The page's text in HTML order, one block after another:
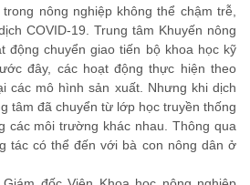
nông nghiệp không thể chậm trễ,
COVID-19. Trung tâm Khuyến nông
động chuyển giao tiến bộ khoa học kỹ
đây, các hoạt động thực hiện theo
các mô hình sản xuất. Nhưng khi dịch
tâm đã chuyển từ lớp học truyền thống
các môi trường khác nhau. Thông qua
tác có thể đến với bà con nông dân ở